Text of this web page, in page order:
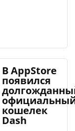
В AppStore
появился
кошелек
Dash